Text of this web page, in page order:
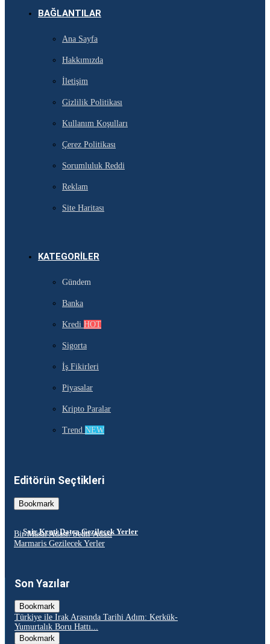
BAĞLANTILAR
Ana Sayfa
Hakkımızda
İletişim
Gizlilik Politikası
Kullanım Koşulları
Çerez Politikası
Sorumluluk Reddi
Reklam
Site Haritası
KATEGORILER
Gündem
Banka
Kredi HOT
Sigorta
İş Fikirleri
Piyasalar
Kripto Paralar
Trend NEW
Editörün Seçtikleri
Bookmark
Şair Kenti Datça Gezilecek Yerler
Bir Masal Adası: Sedir Adası
Marmaris Gezilecek Yerler
Son Yazılar
Bookmark
Türkiye ile Irak Arasında Tarihi Adım: Kerkük-
Yumurtalık Boru Hattı...
Bookmark